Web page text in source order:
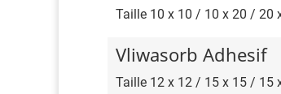
Taille 10 x 10 / 10 x 20 / 20
Vliwasorb Adhesif
Taille 12 x 12 / 15 x 15 / 15